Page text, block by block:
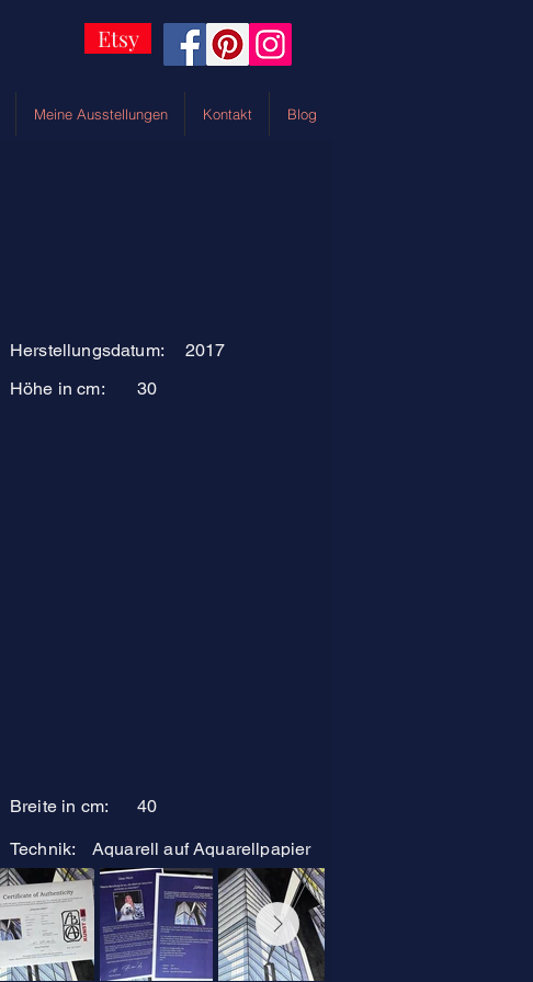
Etsy
Meine Ausstellungen Kontakt Blog
2017
Herstellungsdatum:
Höhe in cm:
30
Breite in cm: 40
Technik: Aquarell auf Aquarellpapier